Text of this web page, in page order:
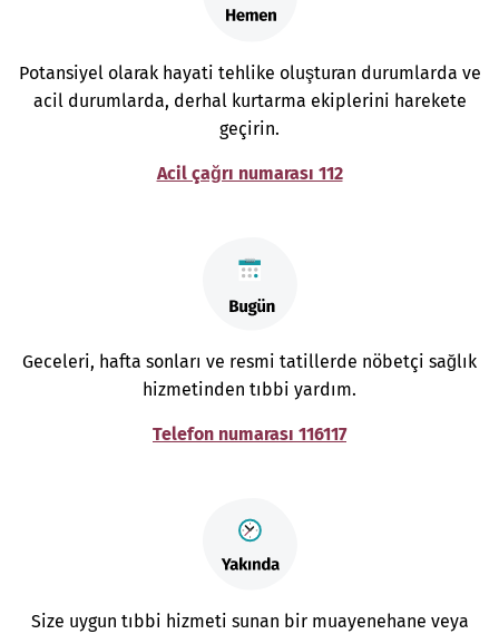
Potansiyel olarak hayati tehlike oluşturan durumlarda ve
acil durumlarda, derhal kurtarma ekiplerini harekete
geçirin.
Acil çağrı numarası 112
Geceleri, hafta sonları ve resmi tatillerde nöbetçi sağlık
hizmetinden tıbbi yardım.
Telefon numarası 116117
Size uygun tıbbi hizmeti sunan bir muayenehane veya